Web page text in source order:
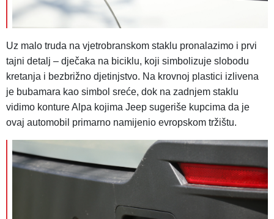
Uz malo truda na vjetrobranskom staklu pronalazimo i prvi
tajni detalj – dječaka na biciklu, koji simbolizuje slobodu
kretanja i bezbrižno djetinjstvo. Na krovnoj plastici izlivena
je bubamara kao simbol sreće, dok na zadnjem staklu
vidimo konture Alpa kojima Jeep sugeriše kupcima da je
ovaj automobil primarno namijenio evropskom tržištu.